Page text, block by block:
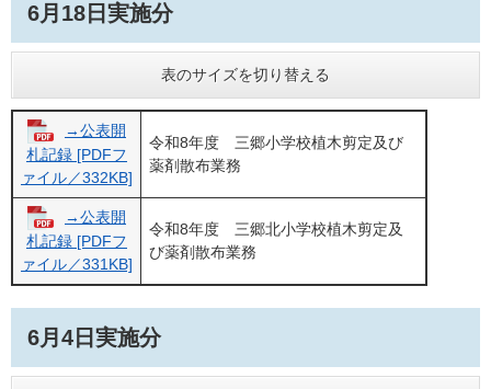
6月18日実施分
表のサイズを切り替える
→公表開
札記録 [PDFフ
ァイル／332KB]
令和8年度 三郷小学校植木剪定及び
薬剤散布業務
→公表開
札記録 [PDFフ
ァイル／331KB]
令和8年度 三郷北小学校植木剪定及
び薬剤散布業務
6月4日実施分